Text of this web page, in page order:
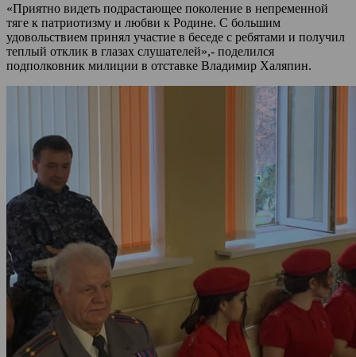
«Приятно видеть подрастающее поколение в непременной
тяге к патриотизму и любви к Родине. С большим
удовольствием принял участие в беседе с ребятами и получил
теплый отклик в глазах слушателей»,- поделился
подполковник милиции в отставке Владимир Халяпин.